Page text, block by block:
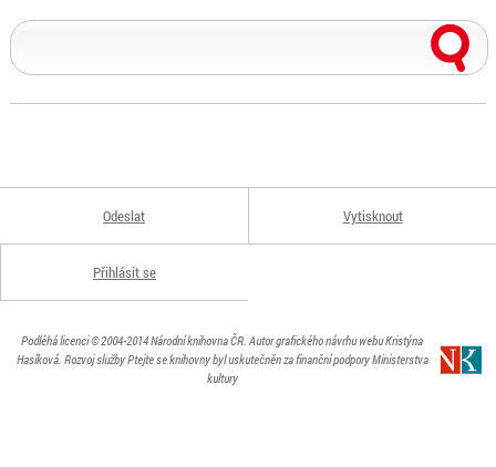
Odeslat Vytisknout
Přihlásit se
Podléhá licenci© 2004-2014Národní knihovna ČR. Autor grafického návrhu webu Kristýna
Hasíková. Rozvoj služby Ptejte se knihovny byl uskutečněn za finanční podpory Ministerstva
kultury